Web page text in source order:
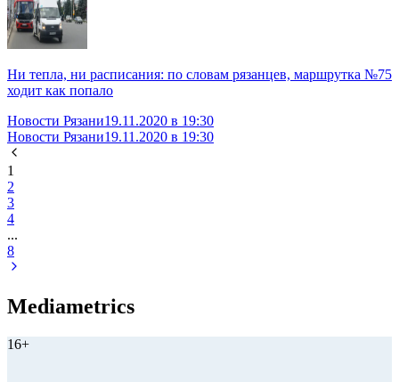
Ни тепла, ни расписания: по словам рязанцев, маршрутка №75
ходит как попало
Новости Рязани19.11.2020 в 19:30
Новости Рязани19.11.2020 в 19:30
1
2
3
4
...
8
Mediametrics
16+